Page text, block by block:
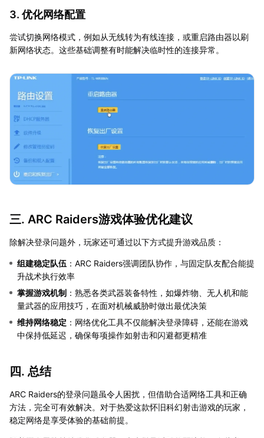
3. 优化网络配置
尝试切换网络模式，例如从无线转为有线连接，或重启路由器以刷
新网络状态。这些基础调整有时能解决临时性的连接异常。
三. ARC Raiders游戏体验优化建议
除解决登录问题外，玩家还可通过以下方式提升游戏品质：
组建稳定队伍 ：ARC Raiders强调团队协作，与固定队友配合能提
升战术执行效率
掌握游戏机制 ：熟悉各类武器装备特性，如爆炸物、无人机和能
量武器的应用技巧，在面对机械威胁时做出最优决策
维持网络稳定 ：网络优化工具不仅能解决登录障碍，还能在游戏
中保持低延迟，确保每项操作如射击和闪避都更精准
四. 总结
ARC Raiders的登录问题虽令人困扰，但借助合适网络工具和正确
方法，完全可有效解决。对于热爱这款怀旧科幻射击游戏的玩家，
稳定网络是享受体验的基础前提。